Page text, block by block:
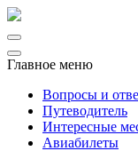
Главное меню
Вопросы и
Путеводитель
Интересные
Авиабилеты